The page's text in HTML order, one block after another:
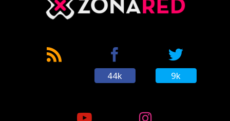
44k 9k